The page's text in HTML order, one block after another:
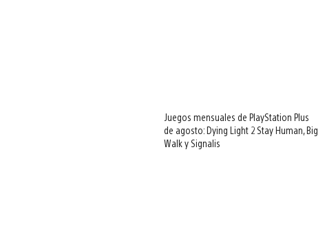
Juegos mensuales de PlayStation Plus
de agosto: Dying Light 2 Stay Human, Big
Walk y Signalis